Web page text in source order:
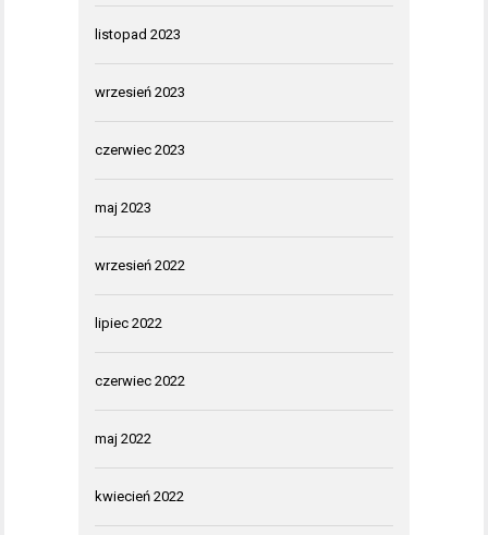
listopad 2023
wrzesień 2023
czerwiec 2023
maj 2023
wrzesień 2022
lipiec 2022
czerwiec 2022
maj 2022
kwiecień 2022